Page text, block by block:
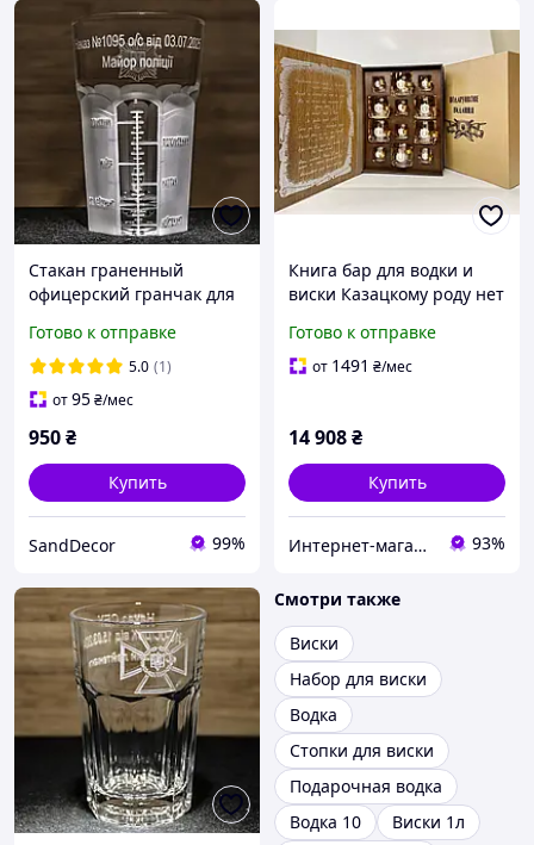
Стакан граненный
офицерский гранчак для
гравировкой
Национальная полиция
со шкалой и с погоном
Готово к отправке
5.0 (1)
от95₴/мес
950₴
Купить
SandDecor 99%
Книга бар для водки и
виски Казацкому роду нет
(187-3000)
Готово к отправке
от 1491 ₴/мес
14 908₴
Купить
Интернет-магазин подарков Present4you 93%
Смотри также
Виски
Набор для виски
Водка
Стопки для виски
Подарочная водка
Водка 10
Виски 1л